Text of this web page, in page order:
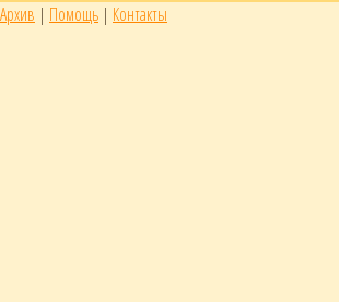
Архив | Помощь | Контакты